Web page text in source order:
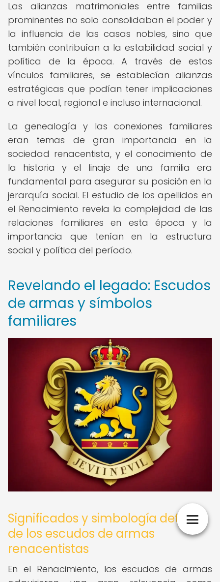
Las alianzas matrimoniales entre familias
prominentes no solo consolidaban el poder y
la influencia de las casas nobles, sino que
también contribuían a la estabilidad social y
política de la época. A través de estos
vínculos familiares, se establecían alianzas
estratégicas que podían tener implicaciones
a nivel local, regional e incluso internacional.
La genealogía y las conexiones familiares
eran temas de gran importancia en la
sociedad renacentista, y el conocimiento de
la historia y el linaje de una familia era
fundamental para asegurar su posición en la
jerarquía social. El estudio de los apellidos en
el Renacimiento revela la complejidad de las
relaciones familiares en esta época y la
importancia que tenían en la estructura
social y política del período.
Revelando el legado: Escudos
de armas y símbolos
familiares
Significados y simbología detrás
de los escudos de armas
renacentistas
En el Renacimiento, los escudos de armas